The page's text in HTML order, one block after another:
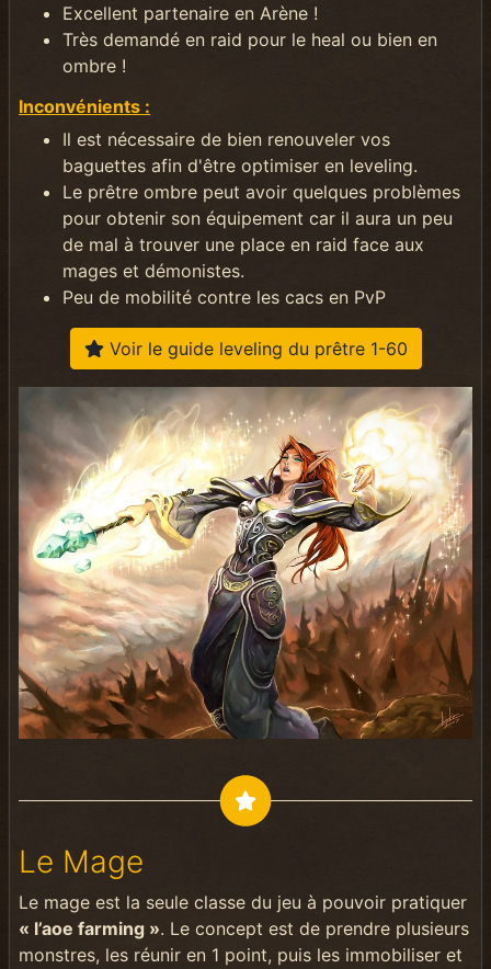
Excellent partenaire en Arène !
Très demandé en raid pour le heal ou bien en
ombre !
Inconvénients :
Il est nécessaire de bien renouveler vos
baguettes afin d'être optimiser en leveling.
Le prêtre ombre peut avoir quelques problèmes
pour obtenir son équipement car il aura un peu
de mal à trouver une place en raid face aux
mages et démonistes.
Peu de mobilité contre les cacs en PvP
Voir le guide leveling du prêtre 1-60
Le Mage
Le mage est la seule classe du jeu à pouvoir pratiquer
« l’aoe farming ». Le concept est de prendre plusieurs
monstres, les réunir en 1 point, puis les immobiliser et